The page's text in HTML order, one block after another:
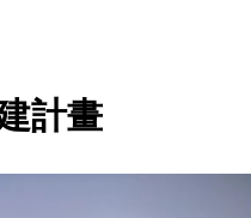
計畫